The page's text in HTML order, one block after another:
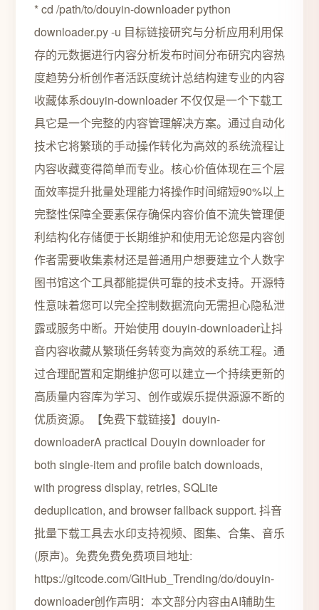
* cd /path/to/douyin-downloader python
downloader.py -u 目标链接研究与分析应用利用保
存的元数据进行内容分析发布时间分布研究内容热
度趋势分析创作者活跃度统计总结构建专业的内容
收藏体系douyin-downloader 不仅仅是一个下载工
具它是一个完整的内容管理解决方案。通过自动化
技术它将繁琐的手动操作转化为高效的系统流程让
内容收藏变得简单而专业。核心价值体现在三个层
面效率提升批量处理能力将操作时间缩短90%以上
完整性保障全要素保存确保内容价值不流失管理便
利结构化存储便于长期维护和使用无论您是内容创
作者需要收集素材还是普通用户想要建立个人数字
图书馆这个工具都能提供可靠的技术支持。开源特
性意味着您可以完全控制数据流向无需担心隐私泄
露或服务中断。开始使用 douyin-downloader让抖
音内容收藏从繁琐任务转变为高效的系统工程。通
过合理配置和定期维护您可以建立一个持续更新的
高质量内容库为学习、创作或娱乐提供源源不断的
优质资源。【免费下载链接】douyin-
downloaderA practical Douyin downloader for
both single-item and profile batch downloads,
with progress display, retries, SQLite
deduplication, and browser fallback support. 抖音
批量下载工具去水印支持视频、图集、合集、音乐
(原声)。免费免费免费项目地址:
https://gitcode.com/GitHub_Trending/do/douyin-
downloader创作声明：本文部分内容由AI辅助生